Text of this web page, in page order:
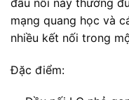
mạng quang học và
nhiều kết nối trong
Đặc điểm: